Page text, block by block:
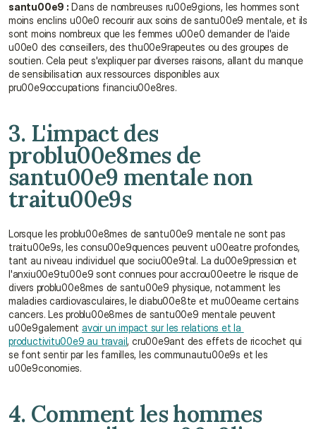
santu00e9 : Dans de nombreuses ru00e9gions, les hommes sont
moins enclins u00e0 recourir aux soins de santu00e9 mentale, et ils
sont moins nombreux que les femmes u00e0 demander de l'aide
u00e0 des conseillers, des thu00e9rapeutes ou des groupes de
soutien. Cela peut s'expliquer par diverses raisons, allant du manque
de sensibilisation aux ressources disponibles aux
pru00e9occupations financiu00e8res.
3. L'impact des
problu00e8mes de
santu00e9 mentale non
traitu00e9s
Lorsque les problu00e8mes de santu00e9 mentale ne sont pas
traitu00e9s, les consu00e9quences peuvent u00eatre profondes,
tant au niveau individuel que sociu00e9tal. La du00e9pression et
l'anxiu00e9tu00e9 sont connues pour accrou00eetre le risque de
divers problu00e8mes de santu00e9 physique, notamment les
maladies cardiovasculaires, le diabu00e8te et mu00eame certains
cancers. Les problu00e8mes de santu00e9 mentale peuvent
u00e9galement avoir un impact sur les relations et la
productivitu00e9 au travail, cru00e9ant des effets de ricochet qui
se font sentir par les familles, les communautu00e9s et les
u00e9conomies.
4. Comment les hommes